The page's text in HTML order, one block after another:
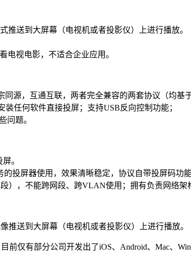
送到大屏幕（电视机或者投影仪）上进行播放。
视电影，不适合企业应用。
源，互通互联，两者完全兼容的两套协议（均基
任何软件直接投屏；支持USB反向控制功能；
问题。
。
投屏器使用，效果清晰稳定，协议自带投屏码功能
），不能跨网段、跨VLAN使用；拥有负责网络架
推送到大屏幕（电视机或者投影仪）上进行播放。
前仅有部分公司开发出了iOS、Android、Mac、